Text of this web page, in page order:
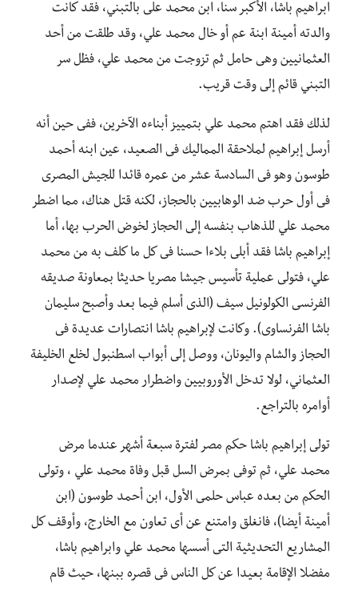
ابراهيم باشا، الأكبر سنا، ابن محمد على بالتبني، فقد كانت
والدته أمينة ابنة عم أو خال محمد علي، وقد طلقت من أحد
العثمانيين وهى حامل ثم تزوجت من محمد علي، فظل سر
التبني قائم إلى وقت قريب.
لذلك فقد اهتم محمد علي بتمييز أبناءه الآخرين، ففى حين أنه
أرسل إبراهيم لملاحقة المماليك فى الصعيد، عين ابنه أحمد
طوسون وهو فى السادسة عشر من عمره قائدا للجيش المصرى
فى أول حرب ضد الوهابيين بالحجاز، لكنه قتل هناك، مما اضطر
محمد علي للذهاب بنفسه إلى الحجاز لخوض الحرب بها، أما
إبراهيم باشا فقد أبلى بلاءا حسنا فى كل ما كلف به من محمد
علي، فتولى عملية تأسيس جيشا مصريا حديثا بمعاونة صديقه
الفرنسى الكولونيل سيف (الذى أسلم فيما بعد وأصبح سليمان
باشا الفرنساوى). وكانت لإبراهيم باشا انتصارات عديدة فى
الحجاز والشام واليونان، ووصل إلى أبواب اسطنبول لخلع الخليفة
العثماني، لولا تدخل الأوروبيين واضطرار محمد علي لإصدار
أوامره بالتراجع.
تولى إبراهيم باشا حكم مصر لفترة سبعة أشهر عندما مرض
محمد علي، ثم توفى بمرض السل قبل وفاة محمد علي ، وتولى
الحكم من بعده عباس حلمى الأول، ابن أحمد طوسون (ابن
أمينة أيضا)، فانغلق وامتنع عن أى تعاون مع الخارج، وأوقف كل
المشاريع التحديثية التى أسسها محمد علي وابراهيم باشا،
مفضلا الإقامة بعيدا عن كل الناس فى قصره ببنها، حيث قام